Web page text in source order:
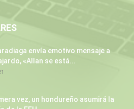
envía emotivo mensaje a
«Allan se está...
vez, un hondureño asumirá la